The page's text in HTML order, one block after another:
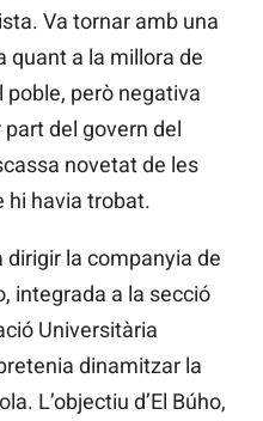
Va tornar amb una
quant a la millora de
poble, però negativa
del govern del
novetat de les
hi havia trobat.
dirigir la companyia de
integrada a la secció
Universitària
dinamitzar la
L’objectiu d’El Búho,